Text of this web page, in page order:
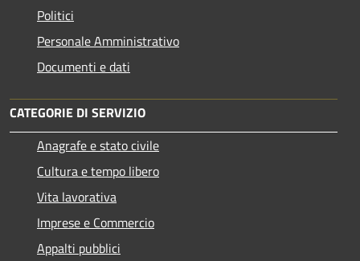
Politici
Personale Amministrativo
Documenti e dati
CATEGORIE DI SERVIZIO
Anagrafe e stato civile
Cultura e tempo libero
Vita lavorativa
Imprese e Commercio
Appalti pubblici